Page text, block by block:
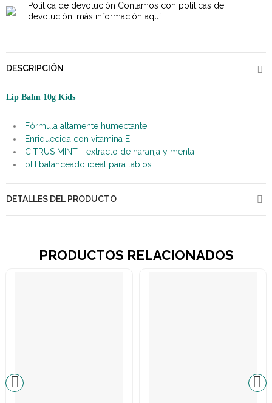
Política de devolución Contamos con políticas de
devolución, más información aquí
DESCRIPCIÓN
Lip Balm 10g Kids
Fórmula altamente humectante
Enriquecida con vitamina E
CITRUS MINT - extracto de naranja y menta
pH balanceado ideal para labios
DETALLES DEL PRODUCTO
PRODUCTOS RELACIONADOS